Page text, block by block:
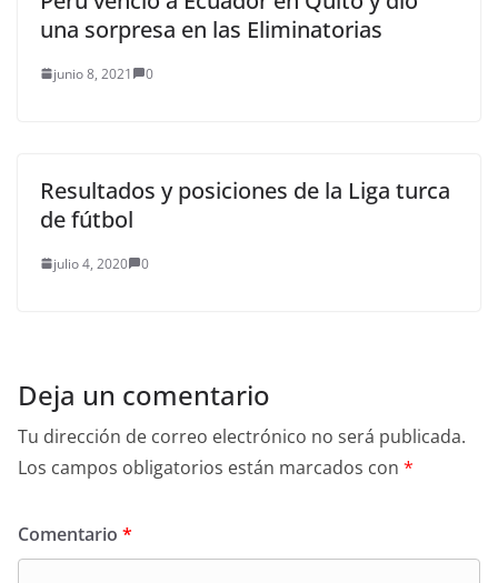
una sorpresa en las Eliminatorias
junio 8, 2021 0
Resultados y posiciones de la Liga turca
de fútbol
julio 4, 2020 0
Deja un comentario
Tu dirección de correo electrónico no será publicada.
Los campos obligatorios están marcados con *
Comentario *